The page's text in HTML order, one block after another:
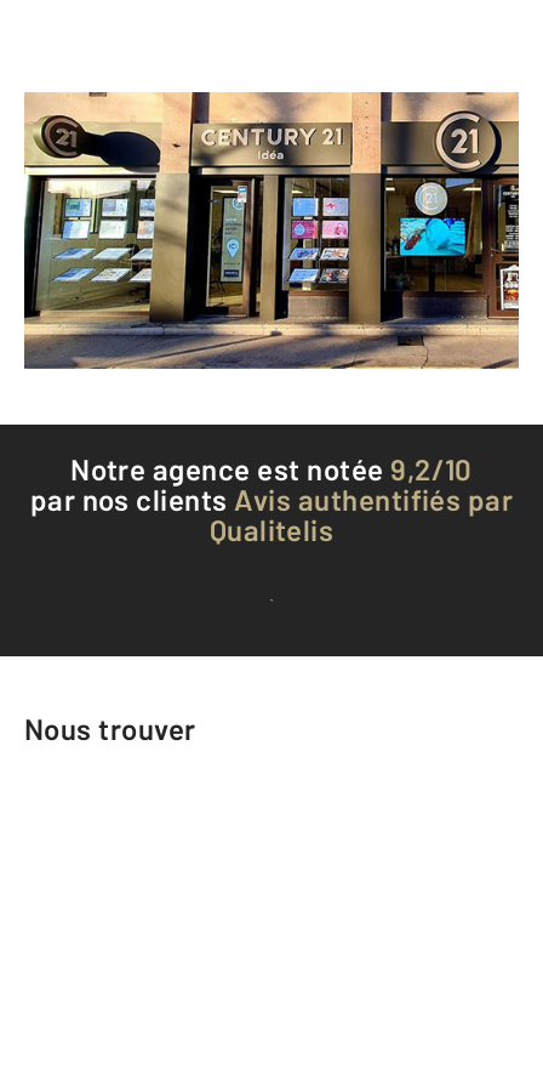
CENTURY 21 Idéa
51 avenue de l'URSS
TOULOUSE - 31400
Envoyer un message
Téléphoner à l'agence
Notre agence est notée 9,2/10
par nos clients Avis authentifiés par
Qualitelis
Voir tous les avis clients
Nous trouver